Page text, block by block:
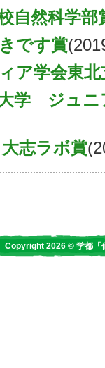
自然科学部
です賞
ア学会東北
学 ジュニ
志ラボ賞
Copyright 2026 © 学都「